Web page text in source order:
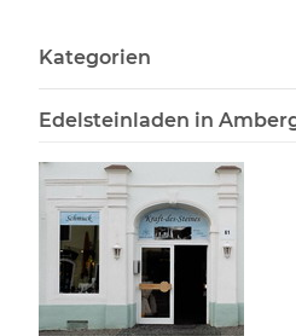
Kategorien
Edelsteinladen in